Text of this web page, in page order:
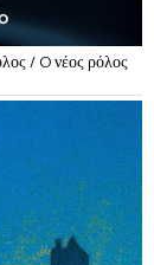
/ O νέος ρόλος